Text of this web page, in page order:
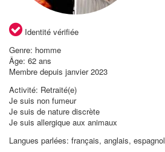
Identité vérifiée
Genre: homme
Âge: 62 ans
Membre depuis janvier 2023
Activité: Retraité(e)
Je suis non fumeur
Je suis de nature discrète
Je suis allergique aux animaux
Langues parlées: français, anglais, espagnol